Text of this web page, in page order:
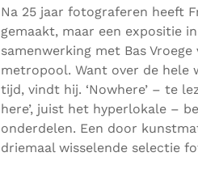
Na 25 jaar fotograferen heeft
gemaakt, maar een expositie
samenwerking met Bas
metropool. Want over de hele
tijd, vindt hij. ‘Nowhere’ – te
here’, juist het hyperlokale –
onderdelen. Een door
driemaal wisselende selectie